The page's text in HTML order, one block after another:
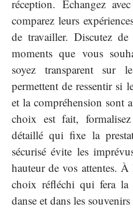
réception. Échangez
comparez leurs
de travailler. Discutez
moments que vous
soyez transparent sur
permettent de ressentir si
et la compréhension sont
choix est fait,
détaillé qui fixe la
sécurisé évite les
hauteur de vos attentes.
choix réfléchi qui fera la
danse et dans les